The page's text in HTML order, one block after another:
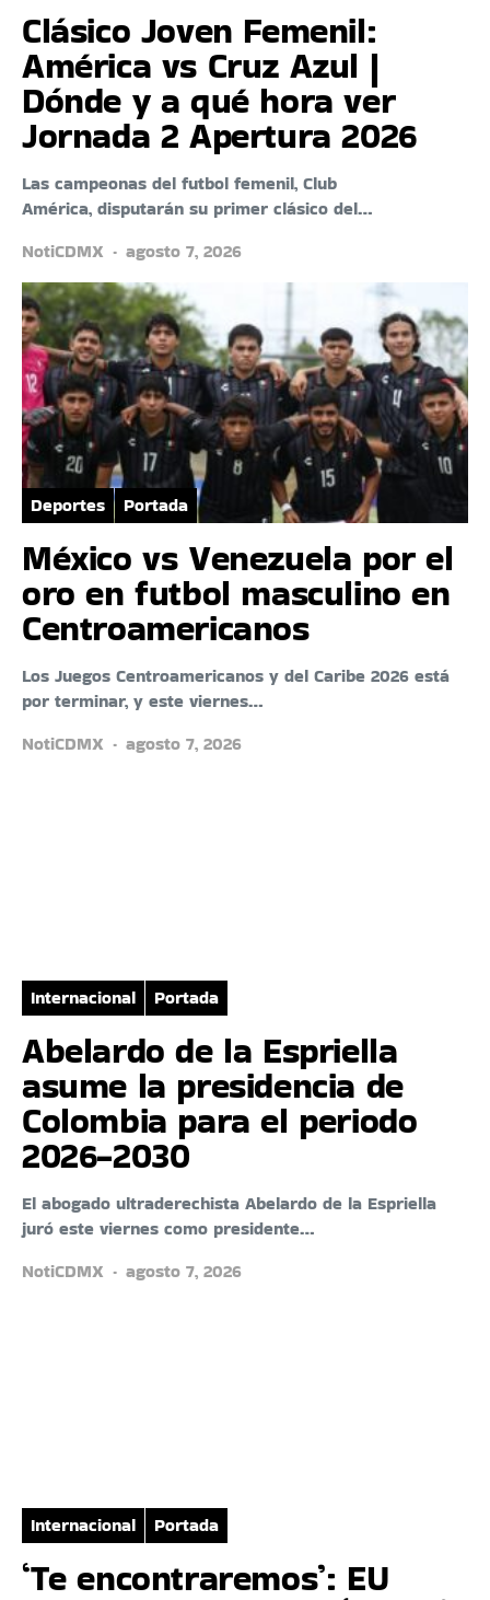
Clásico Joven Femenil:
América vs Cruz Azul |
Dónde y a qué hora ver
Jornada 2 Apertura 2026
Las campeonas del futbol femenil, Club
América, disputarán su primer clásico del…
NotiCDMX
agosto 7, 2026
Deportes Portada
México vs Venezuela por el
oro en futbol masculino en
Centroamericanos
Los Juegos Centroamericanos y del Caribe 2026 está
por terminar, y este viernes…
NotiCDMX
agosto 7, 2026
Internacional Portada
Abelardo de la Espriella
asume la presidencia de
Colombia para el periodo
2026-2030
El abogado ultraderechista Abelardo de la Espriella
juró este viernes como presidente…
NotiCDMX
agosto 7, 2026
Internacional Portada
‘Te encontraremos’: EU